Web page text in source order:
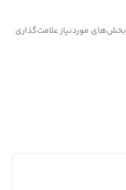
بخش‌های موردنیاز علامت‌گذاری